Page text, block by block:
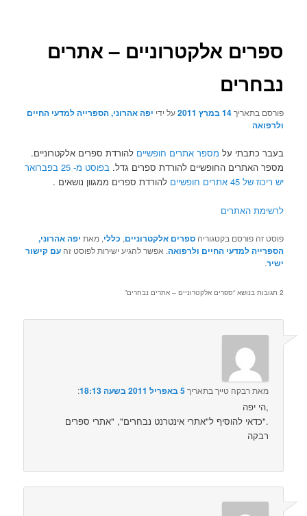
ספרים אלקטרוניים – אתרים
נבחרים
פורסם בתאריך14 במרץ 2011 על ידי יפה אהרוני, הספרייה למדעי החיים
ולרפואה
בעבר כתבתי על מספר אתרים חופשיים להורדת ספרים אלקטרוניים.
מספר האתרים החופשיים להורדת ספרים גדל.
בפוסט מ- 25 בפברואר
יש ריכוז של 45 אתרים חופשיים
להורדת ספרים ממגוון נושאים .
לרשימת האתרים
פוסט זה פורסם בקטגוריהספרים אלקטרוניים, כללי, מאת יפה אהרוני,
הספרייה למדעי החיים ולרפואה. אפשר להגיע ישירות לפוסט זהעם קישור
ישיר.
2 תגובות בנושא “ ספרים אלקטרוניים – אתרים נבחרים”
מאתרבקה טייך בתאריך5 באפריל 2011 בשעה 18:13 :‏
הי יפה,
כדאי להוסיף ל"אתרי אינטרנט נבחרים", "אתרי ספרים".
רבקה